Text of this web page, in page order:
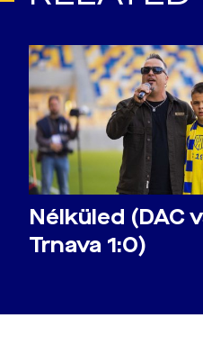
Nélküled (DAC
Trnava 1:0)